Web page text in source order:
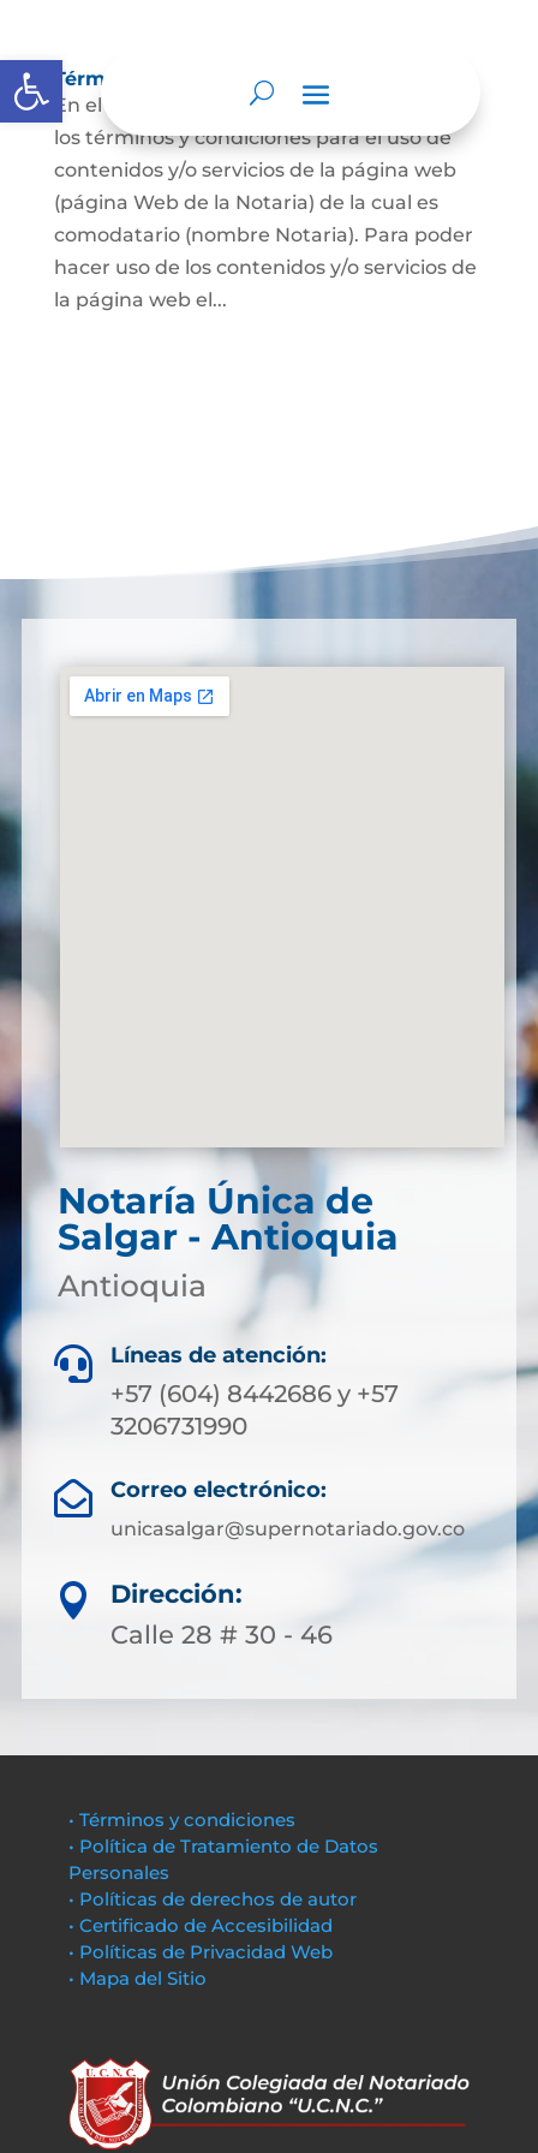
Abrir barra de herramientas
Términos y condiciones
En el presente documento se establecen
los términos y condiciones para el uso de
contenidos y/o servicios de la página web
(página Web de la Notaria) de la cual es
comodatario (nombre Notaria). Para poder
hacer uso de los contenidos y/o servicios de
la página web el...
Notaría Única de
Salgar - Antioquia
Antioquia
 Líneas de atención:
+57 (604) 8442686 y +57
3206731990
 Correo electrónico:
unicasalgar@supernotariado.gov.co

Dirección:
Calle 28 # 30 - 46
• Términos y condiciones
• Política de Tratamiento de Datos
Personales
• Políticas de derechos de autor
• Certificado de Accesibilidad
• Políticas de Privacidad Web
• Mapa del Sitio